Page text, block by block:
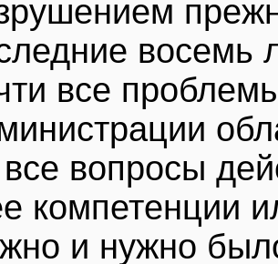
восемь
все
вопросы
компетенции
и нужно